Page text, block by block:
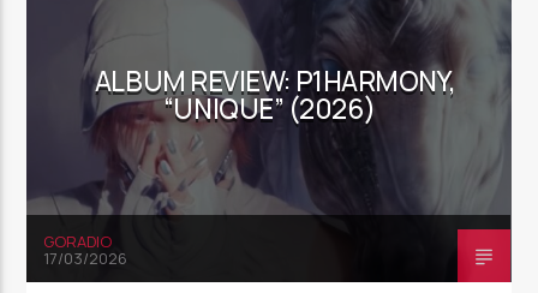
ALBUM REVIEW: P1HARMONY,
“UNIQUE” (2026)
GORADIO
17/03/2026